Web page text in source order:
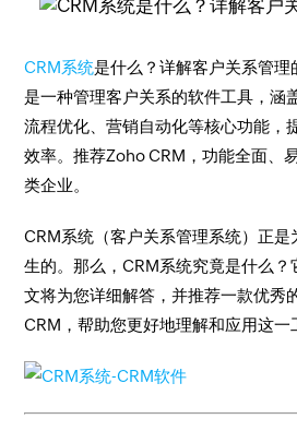
CRM系统是什么？详解客户关系管
是一种管理客户关系的软件工具，涵
流程优化、营销自动化等核心功能，
效率。推荐Zoho CRM，功能全面、
类企业。
CRM系统（客户关系管理系统）正
生的。那么，CRM系统究竟是什么
文将为您详细解答，并推荐一款优
CRM，帮助您更好地理解和应用这一